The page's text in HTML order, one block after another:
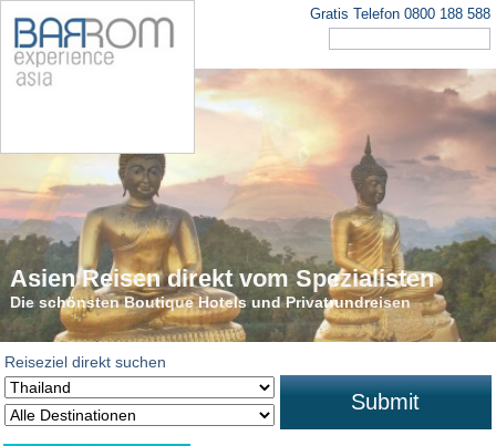
Gratis Telefon 0800 188 588
Asien Reisen direkt vom Spezialisten
Die schönsten Boutique Hotels und Privatrundreisen
Die schönsten Rundreisen in Asien
Tauchen Sie ein in den faszinierenden Kontinent
Reiseziel direkt suchen
Submit